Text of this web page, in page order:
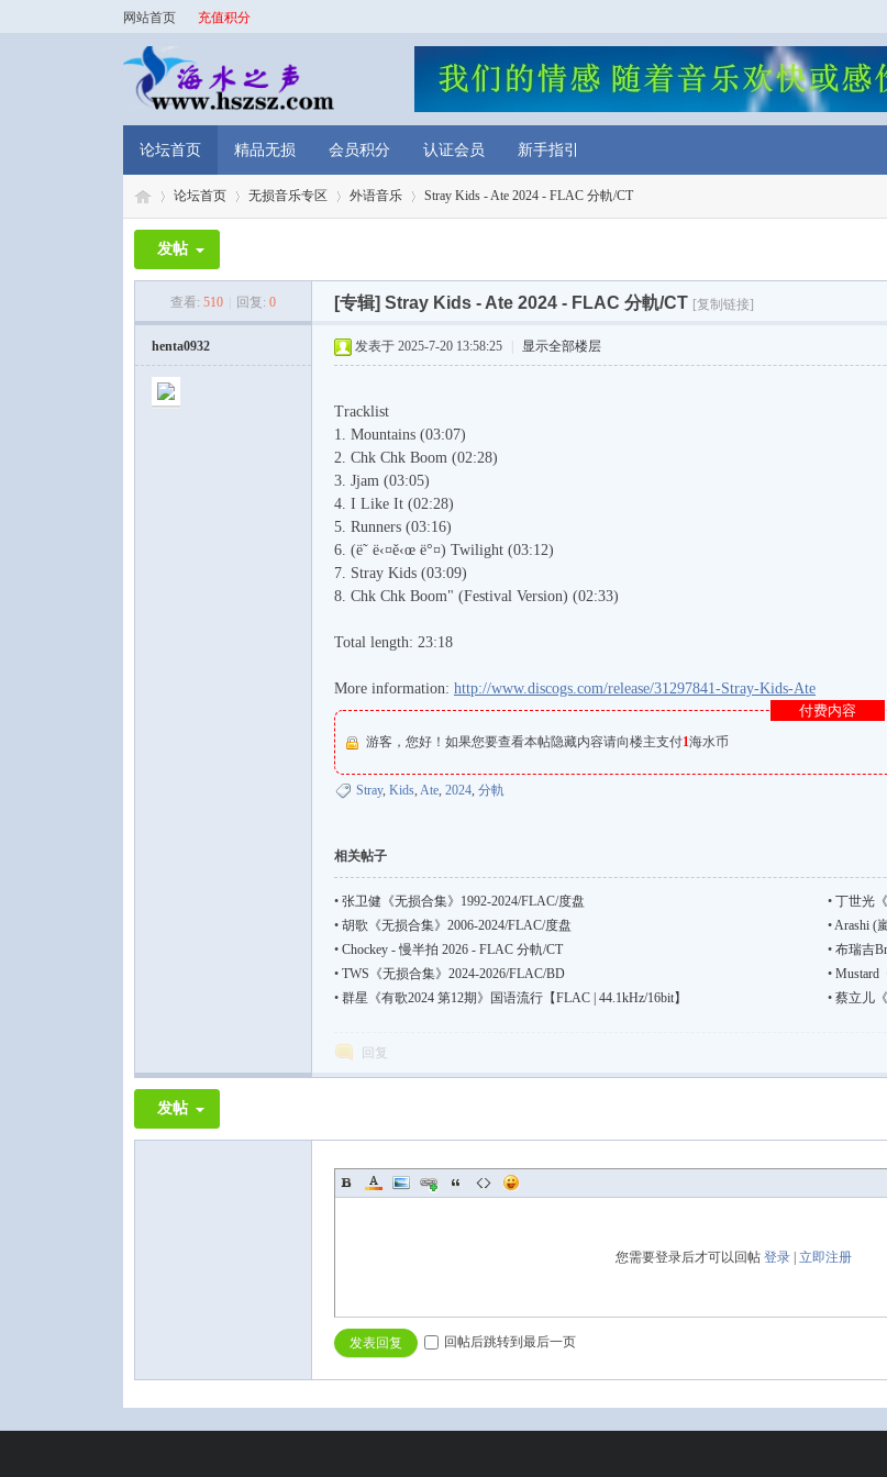
网站首页 充值积分
论坛首页 精品无损 会员积分 认证会员 新手指引
论坛首页 无损音乐专区 外语音乐 Stray Kids - Ate 2024 - FLAC 分軌/CT
发帖
查看: 510 回复: 0 [专辑] Stray Kids - Ate 2024 - FLAC 分軌/CT [复制链接]
henta0932 发表于 2025-7-20 13:58:25 显示全部楼层
Tracklist
1. Mountains (03:07)
2. Chk Chk Boom (02:28)
3. Jjam (03:05)
4. I Like It (02:28)
5. Runners (03:16)
6. (ë˜ ë‹¤ě‹œ ë°¤) Twilight (03:12)
7. Stray Kids (03:09)
8. Chk Chk Boom" (Festival Version) (02:33)
Total length: 23:18
More information: http://www.discogs.com/release/31297841-Stray-Kids-Ate
付费内容
游客，您好！如果您要查看本帖隐藏内容请向楼主支付1海水币
Stray, Kids, Ate, 2024, 分軌
相关帖子
• 张卫健《无损合集》1992-2024/FLAC/度盘 • 丁世光
• 胡歌《无损合集》2006-2024/FLAC/度盘 •Arashi (
• Chockey - 慢半拍 2026 - FLAC 分軌/CT • 布瑞吉
• TWS《无损合集》2024-2026/FLAC/BD • Mustard
• 群星《有歌2024 第12期》国语流行【FLAC | 44.1kHz/16bit】 • 蔡立儿
回复
发帖
您需要登录后才可以回帖 登录 立即注册
发表回复 回帖后跳转到最后一页